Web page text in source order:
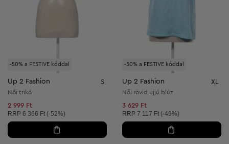
-50% a FESTIVE kóddal
Up 2 Fashion S
Női trikó
2 999 Ft
Ajánlott ár:
RRP 6 366 Ft (-52%)
-50% a FESTIVE kóddal
Up 2 Fashion XL
Női rövid ujjú blúz
3 629 Ft
Ajánlott ár:
RRP 7 117 Ft (-49%)